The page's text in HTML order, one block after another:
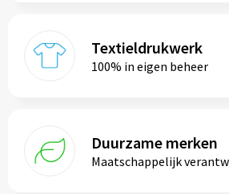
Textieldrukwerk
100% in eigen beheer
Duurzame merken
Maatschappelijk